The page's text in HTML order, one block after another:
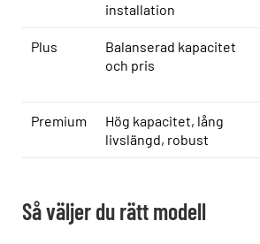
installation
Plus
Balanserad kapacitet
och pris
Premium
Hög kapacitet, lång
livslängd, robust
Så väljer du rätt modell